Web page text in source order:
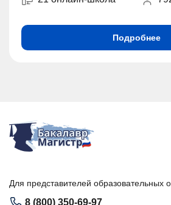
Подробнее
Для представителей образовательных
8 (800) 350-69-97